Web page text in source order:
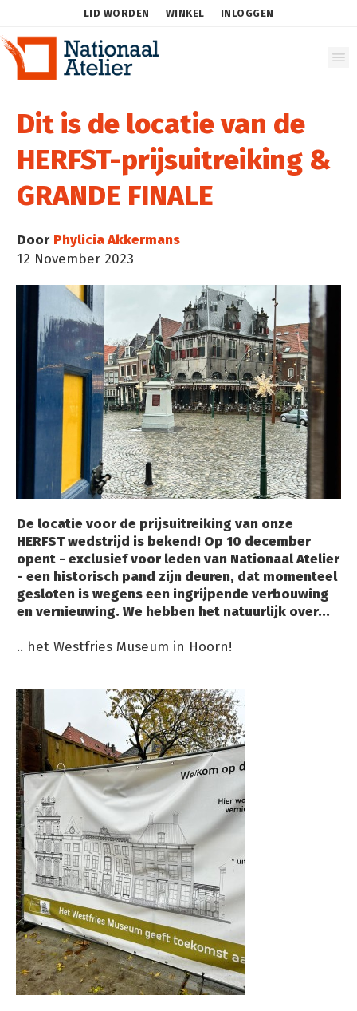
LID WORDEN WINKEL INLOGGEN
Dit is de locatie van de
HERFST-prijsuitreiking &
GRANDE FINALE
Door Phylicia Akkermans
12 November 2023
De locatie voor de prijsuitreiking van onze
HERFST wedstrijd is bekend! Op 10 december
opent - exclusief voor leden van Nationaal Atelier
- een historisch pand zijn deuren, dat momenteel
gesloten is wegens een ingrijpende verbouwing
en vernieuwing. We hebben het natuurlijk over...
.. het Westfries Museum in Hoorn!